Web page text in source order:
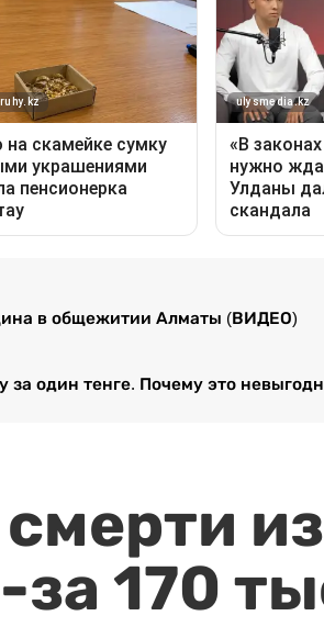
в общежитии Алматы (ВИДЕО)
за один тенге. Почему это
170